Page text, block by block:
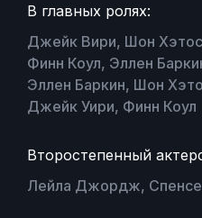
В главных ролях:
Джейк Вири, Шон
Финн Коул, Эллен
Эллен Баркин, Шон
Джейк Уири, Финн Коул
Второстепенный
Лейла Джордж,